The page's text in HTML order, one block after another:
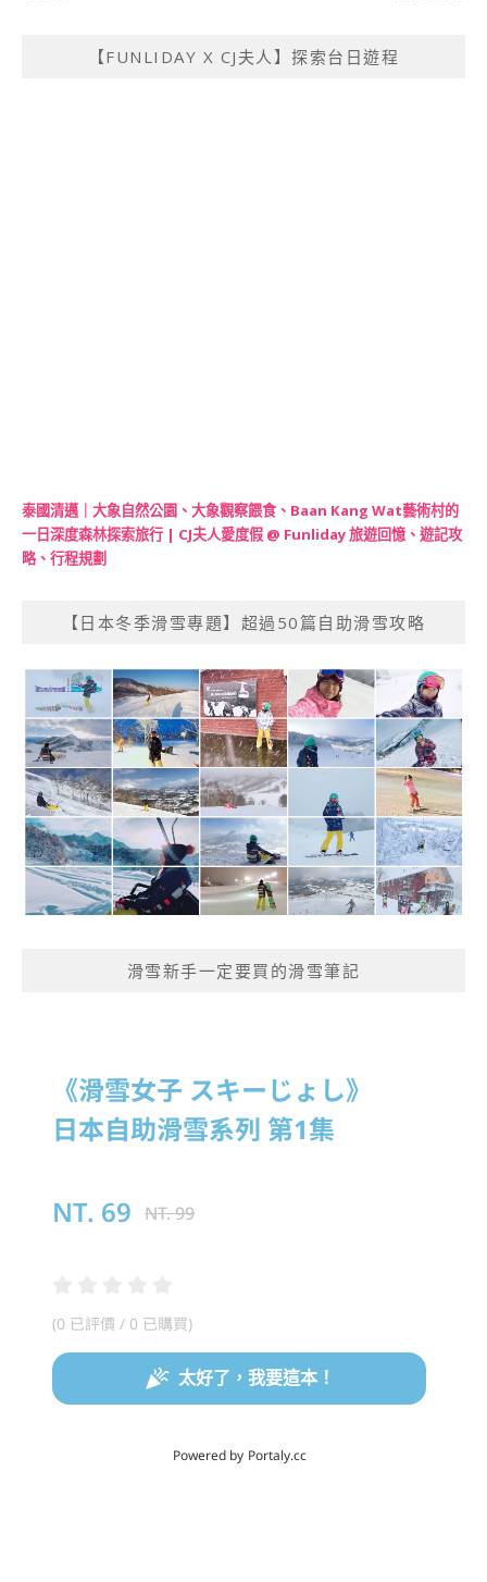
【FUNLIDAY X CJ夫人】探索台日遊程
泰國清邁｜大象自然公園、大象觀察餵食、Baan Kang Wat藝術村的
一日深度森林探索旅行 | CJ夫人愛度假 @ Funliday 旅遊回憶、遊記攻
略、行程規劃
【日本冬季滑雪專題】超過50篇自助滑雪攻略
滑雪新手一定要買的滑雪筆記